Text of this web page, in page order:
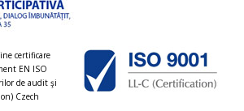
certificare
EN ISO
de audit şi
Czech